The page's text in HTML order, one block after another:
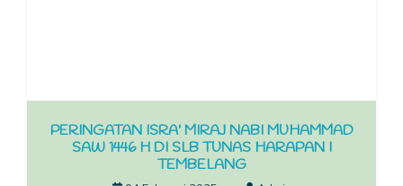
PERINGATAN ISRA' MIRAJ NABI MUHAMMAD
SAW 1446 H DI SLB TUNAS HARAPAN I
TEMBELANG